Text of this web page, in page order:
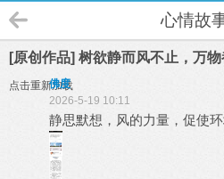
心情故
[原创作品] 树欲静而风不止，万
点击重新加载
佛度
2026-5-19 10:11
静思默想，风的力量，促使环